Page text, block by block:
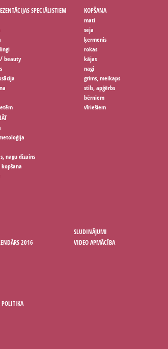
SPECIĀLISTIEM
beauty
KOPŠANA
mati
seja
ķermenis
rokas
kājas
nagi
grims, meikaps
stils, apģērbs
bērniem
vīriešiem
nagu dizains
2016
SLUDINĀJUMI
VIDEO APMĀCĪBA
POLITIKA